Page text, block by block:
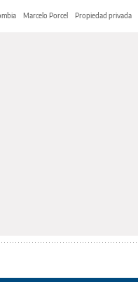
Marcelo Porcel Propiedad privada